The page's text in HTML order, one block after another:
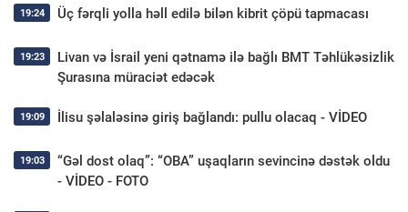
19:24 Üç fərqli yolla həll edilə bilən kibrit çöpü tapmacası
19:23
Livan və İsrail yeni qətnamə ilə bağlı BMT Təhlükəsizlik
Şurasına müraciət edəcək
19:09 İlisu şəlaləsinə giriş bağlandı: pullu olacaq - VİDEO
19:03
“Gəl dost olaq”: “OBA” uşaqların sevincinə dəstək oldu
- VİDEO - FOTO